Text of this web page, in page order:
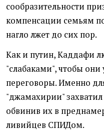
сообразительности
компенсации семьям
нагло лжет до сих пор.
Как и путин, Каддафи
"слабаками", чтобы
переговоры. Именно
"джамахирии"
обвинив их в
ливийцев СПИДом.